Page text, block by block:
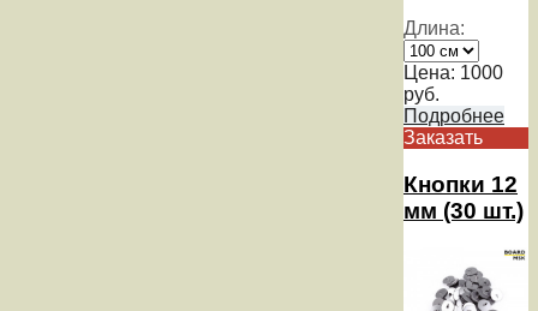
Длина:
Цена: 1000
руб.
Подробнее
Заказать
Кнопки 12
мм (30 шт.)